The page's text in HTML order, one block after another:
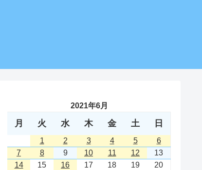
2021年6月
月 火 水 木 金 土 日
1 2 3 4 5
6
7
8 9 10 11 12
13
14
15 16 17 18 19
20